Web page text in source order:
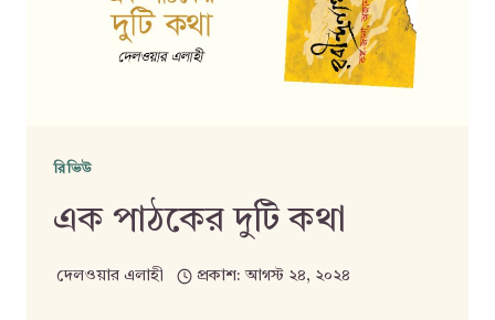
রিভিউ
এক পাঠকের দুটি কথা
দেলওয়ার এলাহী প্রকাশ: আগস্ট ২৪, ২০২৪